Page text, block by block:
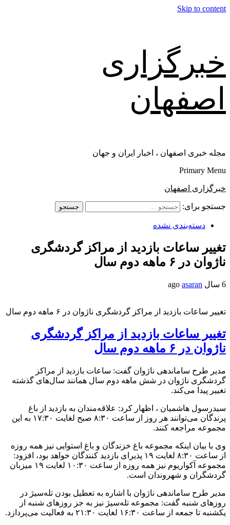
Skip to content
خبرگزاری
اصفهان
مجله خبری اصفهان ، اخبار ایران و جهان
Primary Menu
خبرگزاری اصفهان
جستجو برای:
دسته‌بندی نشده
تغییر ساعات بازدید از مراکز گردشگری
ناژوان در ۶ ماهه دوم سال
6 سال ago asaran
تغییر ساعات بازدید از مراکز گردشگری ناژوان در ۶ ماهه دوم سال
تغییر ساعات بازدید از مراکز گردشگری
ناژوان در ۶ ماهه دوم سال
مدیر طرح ساماندهی ناژوان گفت: ساعات بازدید از مراکز
گردشگری ناژوان در شش ماهه دوم سال همانند سال‌های گذشته
تغییر پیدا می‌کند.
سیدرسول هاشمیان ، اظهار کرد: علاقه‌مندان به بازدید از باغ
پرندگان می‌توانند هر روز از ساعت ۸:۳۰ صبح لغایت ۱۷:۳۰ به این
مجموعه مراجعه کنند.
وی با بیان اینکه مجموعه باغ خزندگان و باغ استوایی نیز همه روزه
از ساعت ۸:۳۰ لغایت ۱۹ پذیرای بازدید کنندگان خواهد بود، افزود:
مجموعه آکواریوم نیز همه روزه از ساعت ۱۰:۳۰ لغایت ۱۹ میزبان
گردشگران و شهروندان است.
مدیر طرح ساماندهی ناژوان با اشاره به تعطیل بودن تله‌سیژ در
روزهای شنبه گفت: مجموعه تله‌سیژ نیز به جز روزهای شنبه از
یکشنبه تا جمعه از ساعت ۱۶:۳۰ لغایت ۲۱:۳۰ به فعالیت می‌پردازد.